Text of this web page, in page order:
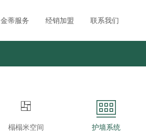
金蒂服务 经销加盟 联系我们
榻榻米空间 护墙系统